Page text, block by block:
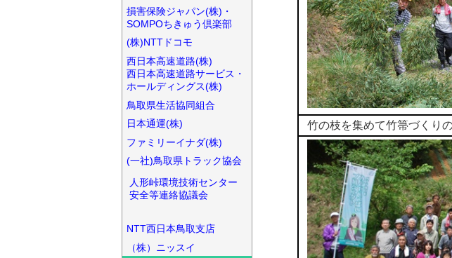
損害保険ジャパン(株)・
SOMPOちきゅう倶楽部
(株)NTTドコモ
西日本高速道路(株)
西日本高速道路サービス・
ホールディングス(株)
鳥取県生活協同組合
日本通運(株)
ファミリーイナダ(株)
(一社)鳥取県トラック協会
人形峠環境技術センター
安全等連絡協議会
NTT西日本鳥取支店
（株）ニッスイ
竹の枝を集めて竹箒づくり